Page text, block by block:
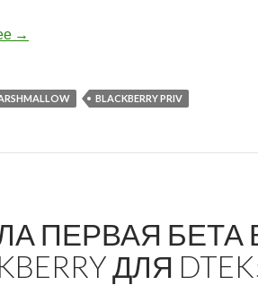
Автозагрузчики Android 6.0.1
→
BLACKBERRY PRIV
ПЕРВАЯ БЕТА
ДЛЯ